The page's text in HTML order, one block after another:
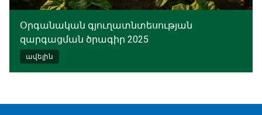
Օրգանական գյուղատնտեսության
զարգացման ծրագիր 2025
ավելին